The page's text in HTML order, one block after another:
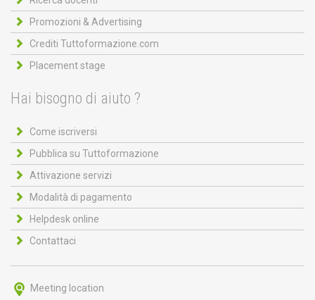
Promozioni & Advertising
Crediti Tuttoformazione.com
Placement stage
Hai bisogno di aiuto ?
Come iscriversi
Pubblica su Tuttoformazione
Attivazione servizi
Modalità di pagamento
Helpdesk online
Contattaci
Meeting location